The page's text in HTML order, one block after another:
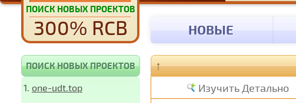
ПОИСК НОВЫХ ПРОЕКТОВ
300% RCB НОВЫЕ
ПОИСК НОВЫХ ПРОЕКТОВ
1. one-udt.top
↑
Изучить Детально